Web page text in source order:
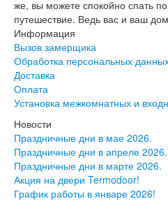
Эмалекс ВФД
Фурнитура
Фурнитура Adden bau
Фурнитура Bussare
Фурнитура Vantage
Распродажа
Натяжные потолки
Окна
Информация
Вызов замерщика
Обработка персональных
Доставка
же, вы можете спокойно спать
путешествие. Ведь вас и ваш
Информация
Вызов замерщика
Обработка персональных
Доставка
Оплата
Установка межкомнатных и
Новости
Праздничные дни в мае 2026.
Праздничные дни в апреле 2026.
Праздничные дни в марте 2026.
Акция на двери Termodoor!
График работы в январе 2026!